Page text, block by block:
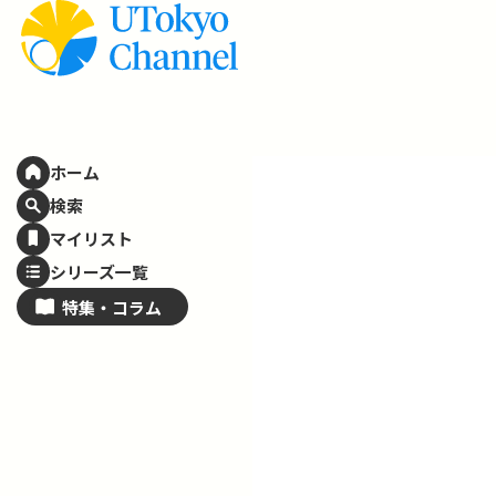
ホーム
検索
マイリスト
シリーズ一覧
特集・ コラム